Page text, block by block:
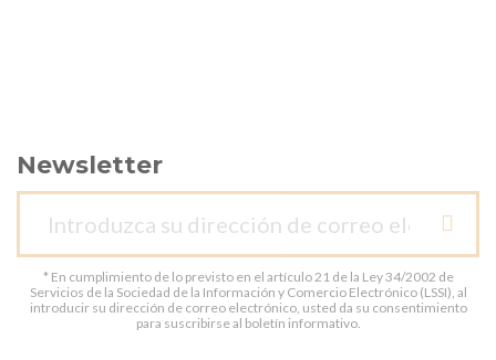
Newsletter
* En cumplimiento de lo previsto en el artículo 21 de la Ley 34/2002 de
Servicios de la Sociedad de la Información y Comercio Electrónico (LSSI), al
introducir su dirección de correo electrónico, usted da su consentimiento
para suscribirse al boletín informativo.